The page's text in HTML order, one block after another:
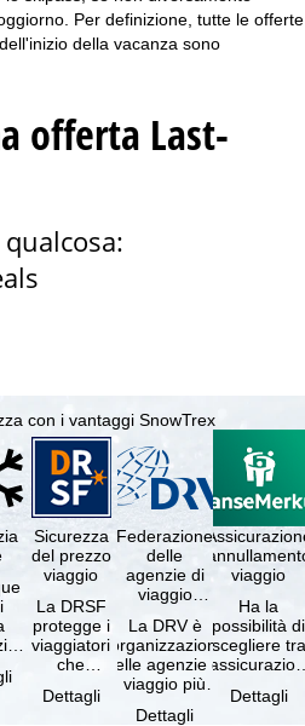
Per definizione, tutte le offerte
della vacanza sono
offerta Last-
con i vantaggi SnowTrex
Sicurezza
del prezzo
viaggio
La DRSF
protegge i
viaggiatori
che
un
Dettagli
Federazione
delle
agenzie di
viaggio
La DRV è
l'organizzazione
delle agenzie di
viaggio più
Dettagli
viaggio
Ha la
possibilità di
scegliere tra
viaggio
Dettagli